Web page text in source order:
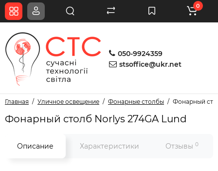
050-9924359
stsoffice@ukr.net
0
Главная Уличное освещение Фонарные столбы Фонарный
Фонарный столб Norlys 274GA Lund
Описание Характеристики Отзывы 0